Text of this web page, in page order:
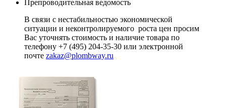
Препроводительная ведомость
В связи с нестабильностью экономической
ситуации и неконтролируемого роста цен просим
Вас уточнять стоимость и наличие товара по
телефону +7 (495) 204-35-30 или электронной
почте zakaz@plombway.ru